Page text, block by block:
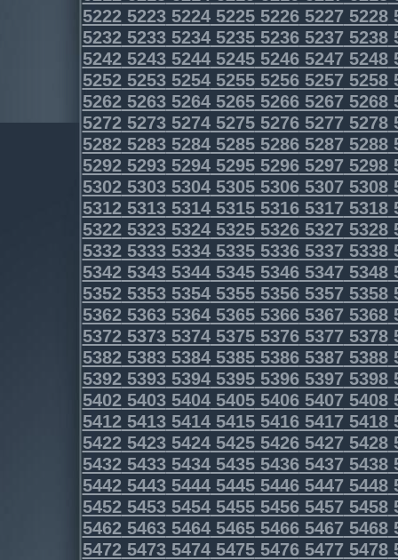
5222522352245225522652275228
5232523352345235523652375238
5242524352445245524652475248
5252525352545255525652575258
5262526352645265526652675268
5272527352745275527652775278
5282528352845285528652875288
5292529352945295529652975298
5302530353045305530653075308
5312531353145315531653175318
5322532353245325532653275328
5332533353345335533653375338
5342534353445345534653475348
5352535353545355535653575358
5362536353645365536653675368
5372537353745375537653775378
5382538353845385538653875388
5392539353945395539653975398
5402540354045405540654075408
5412541354145415541654175418
5422542354245425542654275428
5432543354345435543654375438
5442544354445445544654475448
5452545354545455545654575458
5462546354645465546654675468
5472547354745475547654775478